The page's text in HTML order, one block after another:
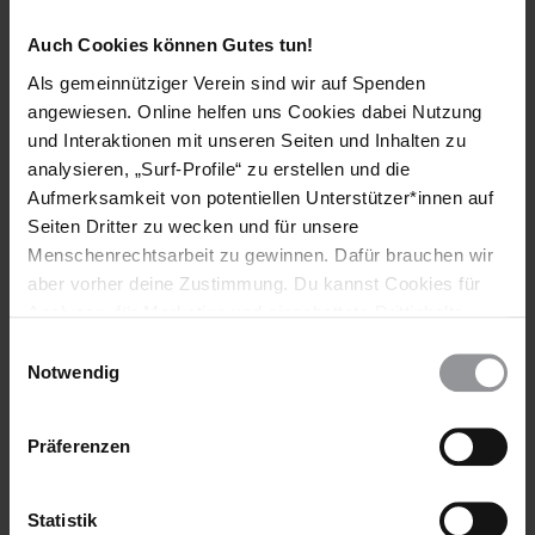
Auch Cookies können Gutes tun!
Als gemeinnütziger Verein sind wir auf Spenden
angewiesen. Online helfen uns Cookies dabei Nutzung
und Interaktionen mit unseren Seiten und Inhalten zu
analysieren, „Surf-Profile“ zu erstellen und die
Aufmerksamkeit von potentiellen Unterstützer*innen auf
Seiten Dritter zu wecken und für unsere
Menschenrechtsarbeit zu gewinnen. Dafür brauchen wir
aber vorher deine Zustimmung. Du kannst Cookies für
wieder ändern. Diesen Banner kannst Du über den Link
Notwendig
Präferenzen
Statistik
Panamaern. Vier Personen starben bei Zusammenstößen
zwischen Protestierenden und der Polizei. ####
[Hintergrund]
Was kannst du tun?
Mach mit bei unseren Aktionen und setze ein Zeichen für die
Menschenrechte Unterstütze Amnesty, indem du an
ermöglichst oder als Mitglied und Förder:in langfristig an
unserer Seite stehst.